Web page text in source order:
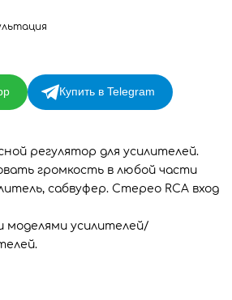
Купить в Telegram
регулятор для усилителей.
громкость в любой части
сабвуфер. Стерео RCA вход
усилителей/